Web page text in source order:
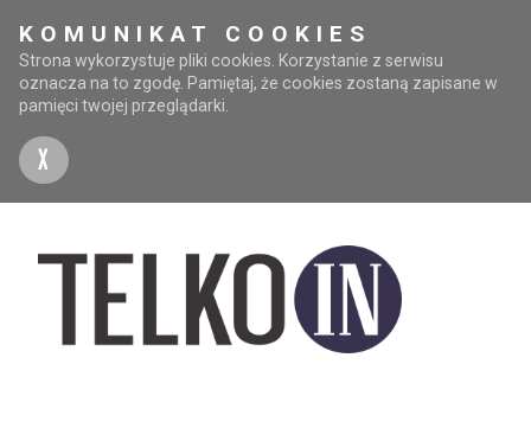
KOMUNIKAT COOKIES
Strona wykorzystuje pliki cookies. Korzystanie z serwisu
oznacza na to zgodę. Pamiętaj, że cookies zostaną zapisane w
pamięci twojej przeglądarki.
X